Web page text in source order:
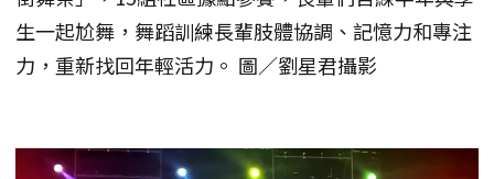
生一起尬舞，舞蹈訓練長輩肢體協調、記憶力和專注
力，重新找回年輕活力。 圖／劉星君攝影